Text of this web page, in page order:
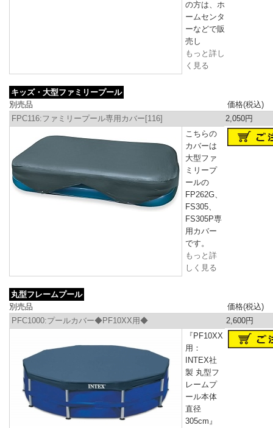
の方は、ホ
ームセンタ
ーなどで販
売し
もっと詳し
く見る
キッズ・大型ファミリープール
別売品
価格(税込)
FPC116:ファミリープール専用カバー[116]
2,050円
こちらの
カバーは
大型ファ
ミリープ
ールの
FP262G、
FS305、
FS305P専
用カバー
です。
もっと詳
しく見る
丸型フレームプール
別売品
価格(税込)
PFC1000:プールカバー◆PF10XX用◆
2,600円
『PF10XX
用：
INTEX社
製 丸型フ
レームプ
ール本体
直径
305cm』